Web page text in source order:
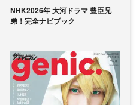
NHK2026年 大河ドラマ 豊臣兄
弟！完全ナビブック